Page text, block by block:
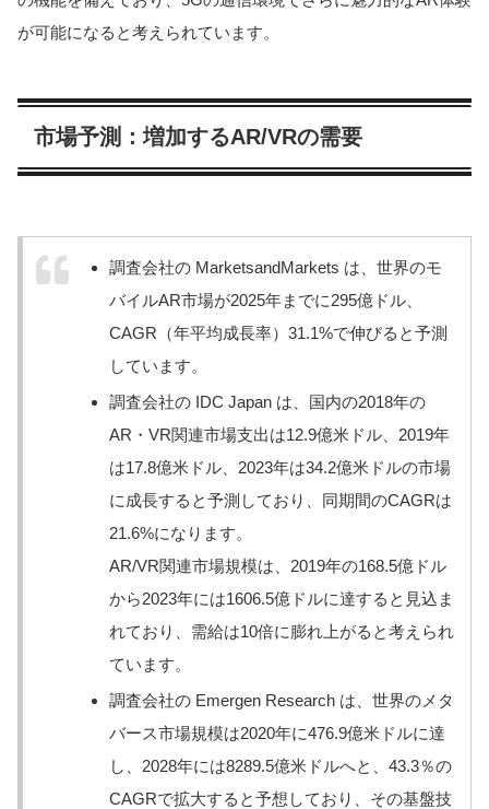
が可能になると考えられています。
市場予測：増加するAR/VRの需要
調査会社の MarketsandMarkets は、世界のモ
バイルAR市場が2025年までに295億ドル、
CAGR（年平均成長率）31.1%で伸びると予測
しています。
調査会社の IDC Japan は、国内の2018年の
AR・VR関連市場支出は12.9億米ドル、2019年
は17.8億米ドル、2023年は34.2億米ドルの市場
に成長すると予測しており、同期間のCAGRは
21.6%になります。
AR/VR関連市場規模は、2019年の168.5億ドル
から2023年には1606.5億ドルに達すると見込ま
れており、需給は10倍に膨れ上がると考えられ
ています​​。
調査会社の Emergen Research は、世界のメタ
バース市場規模は2020年に476.9億米ドルに達
し、2028年には8289.5億米ドルへと、43.3％の
CAGRで拡大すると予想しており、その基盤技